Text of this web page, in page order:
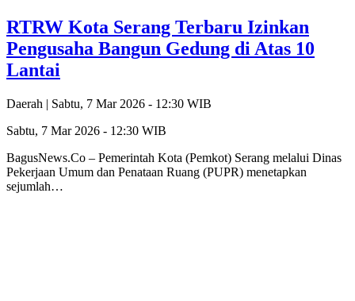
RTRW Kota Serang Terbaru Izinkan
Pengusaha Bangun Gedung di Atas 10
Lantai
Daerah | Sabtu, 7 Mar 2026 - 12:30 WIB
Sabtu, 7 Mar 2026 - 12:30 WIB
BagusNews.Co – Pemerintah Kota (Pemkot) Serang melalui Dinas
Pekerjaan Umum dan Penataan Ruang (PUPR) menetapkan
sejumlah…